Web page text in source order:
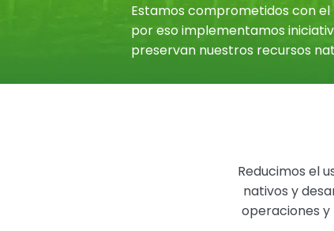
Estamos comprometidos con
por eso implementamos
preservan nuestros recursos
Reducimos el
nativos y
operaciones y